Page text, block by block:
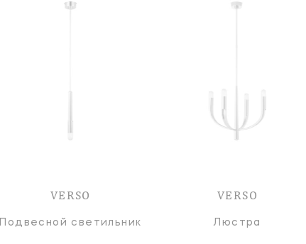
VERSO
Подвесной светильник
VERSO
Люстра